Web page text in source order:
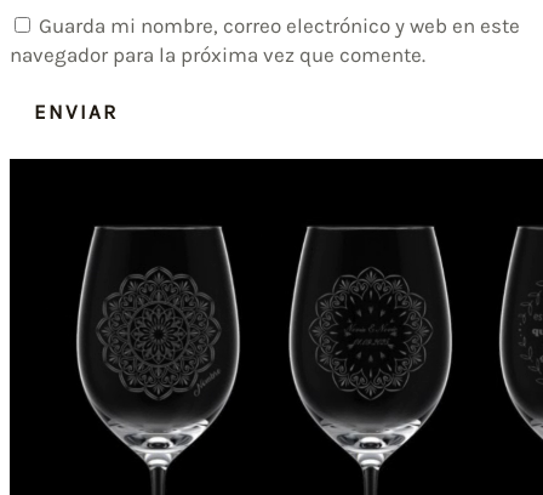
Guarda mi nombre, correo electrónico y web en este
navegador para la próxima vez que comente.